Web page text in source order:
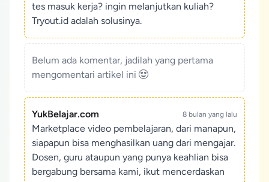
tes masuk kerja? ingin melanjutkan kuliah?
Tryout.id adalah solusinya.
Belum ada komentar, jadilah yang pertama
mengomentari artikel ini
YukBelajar.com 8 bulan yang lalu
Marketplace video pembelajaran, dari manapun,
siapapun bisa menghasilkan uang dari mengajar.
Dosen, guru ataupun yang punya keahlian bisa
bergabung bersama kami, ikut mencerdaskan